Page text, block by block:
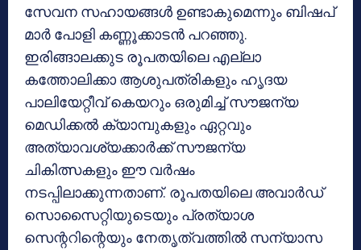
സേവന സഹായങ്ങള്‍ ഉണ്ടാകുമെന്നും ബിഷപ്
മാര്‍ പോളി കണ്ണൂക്കാടന്‍ പറഞ്ഞു.
ഇരിങ്ങാലക്കുട രൂപതയിലെ എല്ലാ
കത്തോലിക്കാ ആശുപത്രികളും ഹൃദയ
പാലിയേറ്റീവ് കെയറും ഒരുമിച്ച് സൗജന്യ
മെഡിക്കല്‍ ക്യാമ്പുകളും ഏറ്റവും
അത്യാവശ്യക്കാര്‍ക്ക് സൗജന്യ
ചികിത്സകളും ഈ വര്‍ഷം
നടപ്പിലാക്കുന്നതാണ്. രൂപതയിലെ അവാര്‍ഡ്
സൊസൈറ്റിയുടെയും പ്രത്യാശ
സെന്ററിന്റെയും നേതൃത്വത്തില്‍ സന്യാസ